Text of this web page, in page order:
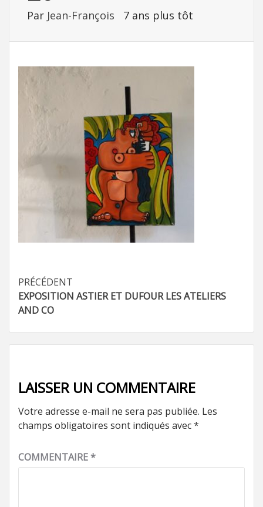
Par Jean-François 7 ans plus tôt
Navigation
d’article
PRÉCÉDENT
EXPOSITION ASTIER ET DUFOUR LES ATELIERS
AND CO
LAISSER UN COMMENTAIRE
Votre adresse e-mail ne sera pas publiée. Les
champs obligatoires sont indiqués avec*
COMMENTAIRE*